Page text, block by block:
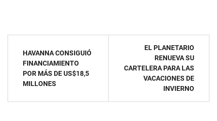
Navegación
entradas
HAVANNA CONSIGUIÓ
FINANCIAMIENTO
POR MÁS DE US$18,5
MILLONES
EL PLANETARIO
RENUEVA SU
CARTELERA PARA LAS
VACACIONES DE
INVIERNO